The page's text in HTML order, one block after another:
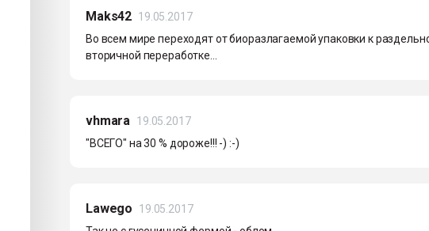
Maks42 19.05.2017
Во всем мире переходят от биоразлагаемой упаковки к
вторичной переработке...
vhmara 19.05.2017
"ВСЕГО" на 30 % дороже!!! -) :-)
Lawego
19.05.2017